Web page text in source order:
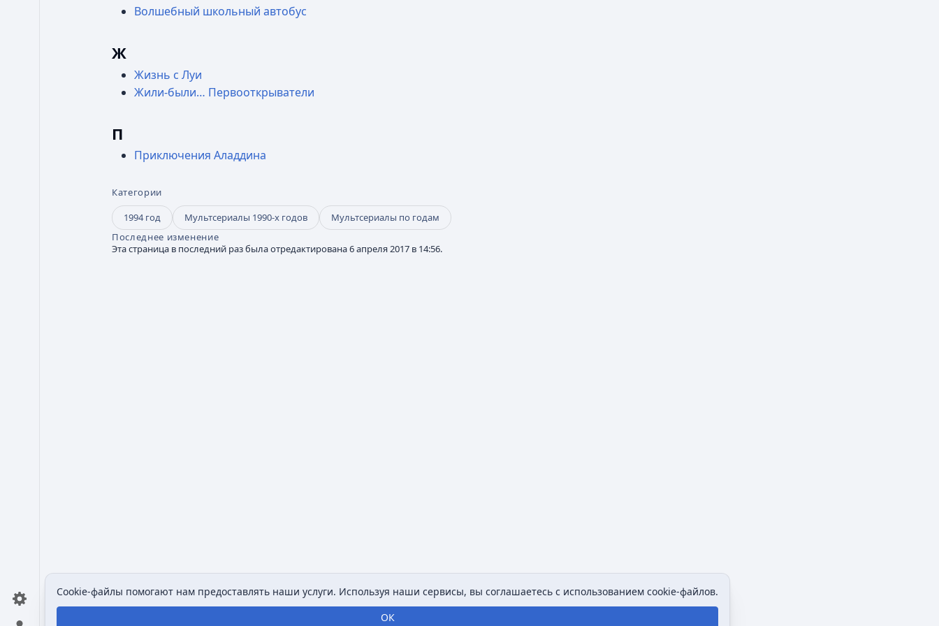
Волшебный школьный автобус
Ж
Жизнь с Луи
Жили-были… Первооткрыватели
П
Приключения Аладдина
Категории
1994 год
Мультсериалы 1990-х годов
Мультсериалы по годам
Последнее изменение
Эта страница в последний раз была отредактирована 6 апреля 2017 в 14:56.
Cookie-файлы помогают нам предоставлять наши услуги. Используя наши сервисы, вы соглашаетесь с использованием cookie-файлов.
ОК